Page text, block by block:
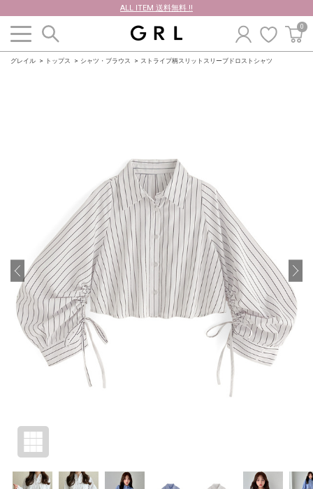
ALL ITEM 送料無料 !!
0
グレイル トップス シャツ・ブラウス ストライプ柄スリットスリーブドロストシャツ